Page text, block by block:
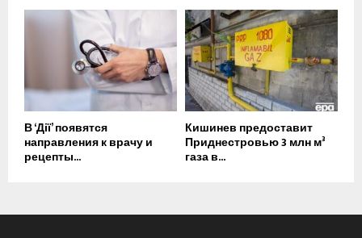
В ‘Дії’ появятся
направления к врачу и
рецепты...
Кишинев предоставит
Приднестровью 3 млн м³
газа в...